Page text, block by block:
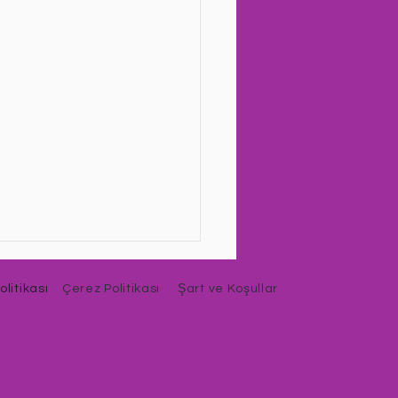
Çerez Politikası Şart ve Koşullar